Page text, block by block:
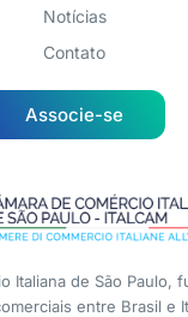
Notícias
Contato
Associe-se
Italiana de São Paulo,
entre Brasil e